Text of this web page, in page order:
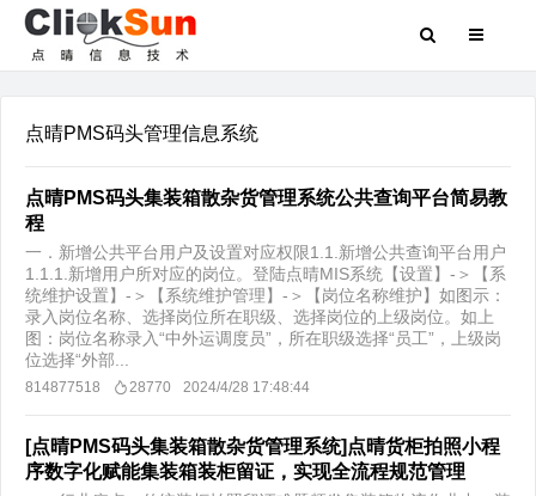
点晴PMS码头管理信息系统
点晴PMS码头集装箱散杂货管理系统公共查询平台简易教
程
一．新增公共平台用户及设置对应权限1.1.新增公共查询平台用户
1.1.1.新增用户所对应的岗位。登陆点晴MIS系统【设置】-＞【系
统维护设置】-＞【系统维护管理】-＞【岗位名称维护】如图示：
录入岗位名称、选择岗位所在职级、选择岗位的上级岗位。如上
图：岗位名称录入“中外运调度员”，所在职级选择“员工”，上级岗
位选择“外部...
814877518 28770 2024/4/28 17:48:44
[点晴PMS码头集装箱散杂货管理系统]点晴货柜拍照小程
序数字化赋能集装箱装柜留证，实现全流程规范管理